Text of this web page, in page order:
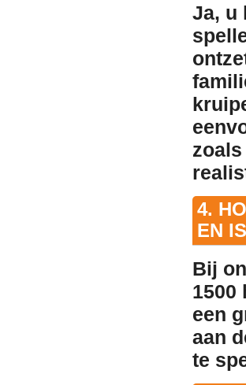
Ja, u
4.
EN
Bij
1500
een
aan
te